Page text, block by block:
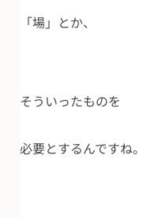
「場」とか、
そういったものを
必要とするんですね。